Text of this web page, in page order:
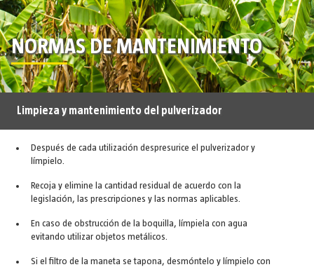
NORMAS DE MANTENIMIENTO
Limpieza y mantenimiento del pulverizador
Después de cada utilización despresurice el pulverizador y
límpielo.
Recoja y elimine la cantidad residual de acuerdo con la
legislación, las prescripciones y las normas aplicables.
En caso de obstrucción de la boquilla, límpiela con agua
evitando utilizar objetos metálicos.
Si el filtro de la maneta se tapona, desmóntelo y límpielo con